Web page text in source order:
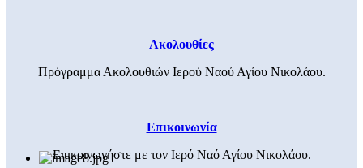
Ακολουθίες
Πρόγραμμα Ακολουθιών Ιερού Ναού Αγίου Νικολάου.
Επικοινωνία
Επικοινωνήστε με τον Ιερό Ναό Αγίου Νικολάου.